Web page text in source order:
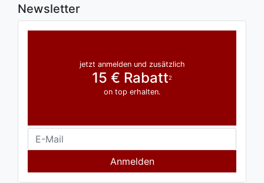
Newsletter
jetzt anmelden und zusätzlich
15 € Rabatt2
on top erhalten.
Anmelden